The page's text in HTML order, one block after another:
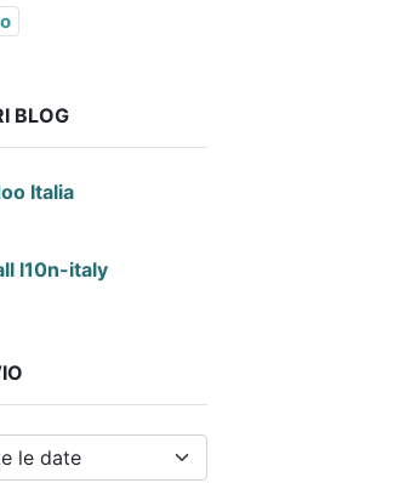
BLOG
Italia
l10n-italy